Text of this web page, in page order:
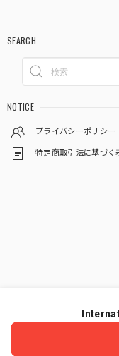
SEARCH
NOTICE
プライバシーポリシー
特定商取引法に基づく